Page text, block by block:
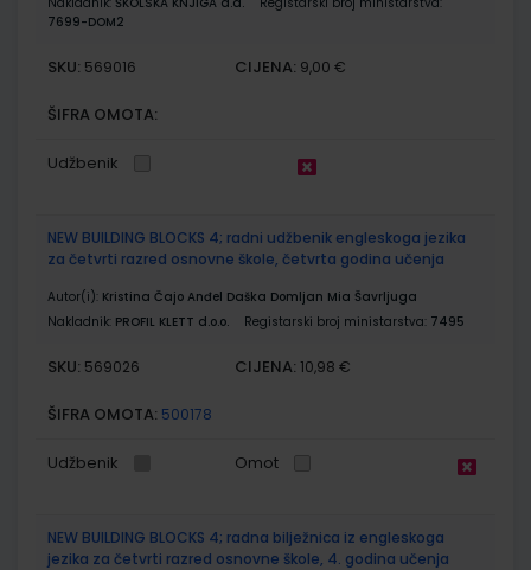
7699-DOM2
SKU: 569016 CIJENA: 9,00 €
ŠIFRA OMOTA:
Udžbenik
NEW BUILDING BLOCKS 4; radni udžbenik engleskoga jezika
za četvrti razred osnovne škole, četvrta godina učenja
Autor(i): Kristina Čajo Anđel Daška Domljan Mia Šavrljuga
Nakladnik: PROFIL KLETT d.o.o. Registarski broj ministarstva: 7495
SKU: 569026 CIJENA: 10,98 €
ŠIFRA OMOTA: 500178
Udžbenik Omot
NEW BUILDING BLOCKS 4; radna bilježnica iz engleskoga
jezika za četvrti razred osnovne škole, 4. godina učenja